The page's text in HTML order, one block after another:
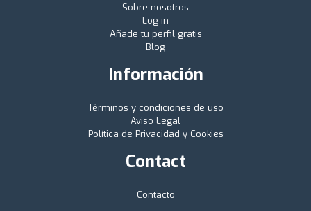
Sobre nosotros
Log in
Añade tu perfil gratis
Blog
Información
Términos y condiciones de uso
Aviso Legal
Política de Privacidad y Cookies
Contact
Contacto